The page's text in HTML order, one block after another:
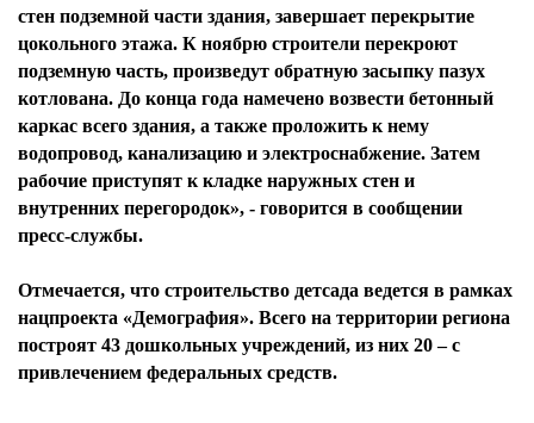
стен подземной части здания, завершает перекрытие
цокольного этажа. К ноябрю строители перекроют
подземную часть, произведут обратную засыпку пазух
котлована. До конца года намечено возвести бетонный
каркас всего здания, а также проложить к нему
водопровод, канализацию и электроснабжение. Затем
рабочие приступят к кладке наружных стен и
внутренних перегородок», - говорится в сообщении
пресс-службы.
Отмечается, что строительство детсада ведется в рамках
нацпроекта «Демография». Всего на территории региона
построят 43 дошкольных учреждений, из них 20 – с
привлечением федеральных средств.